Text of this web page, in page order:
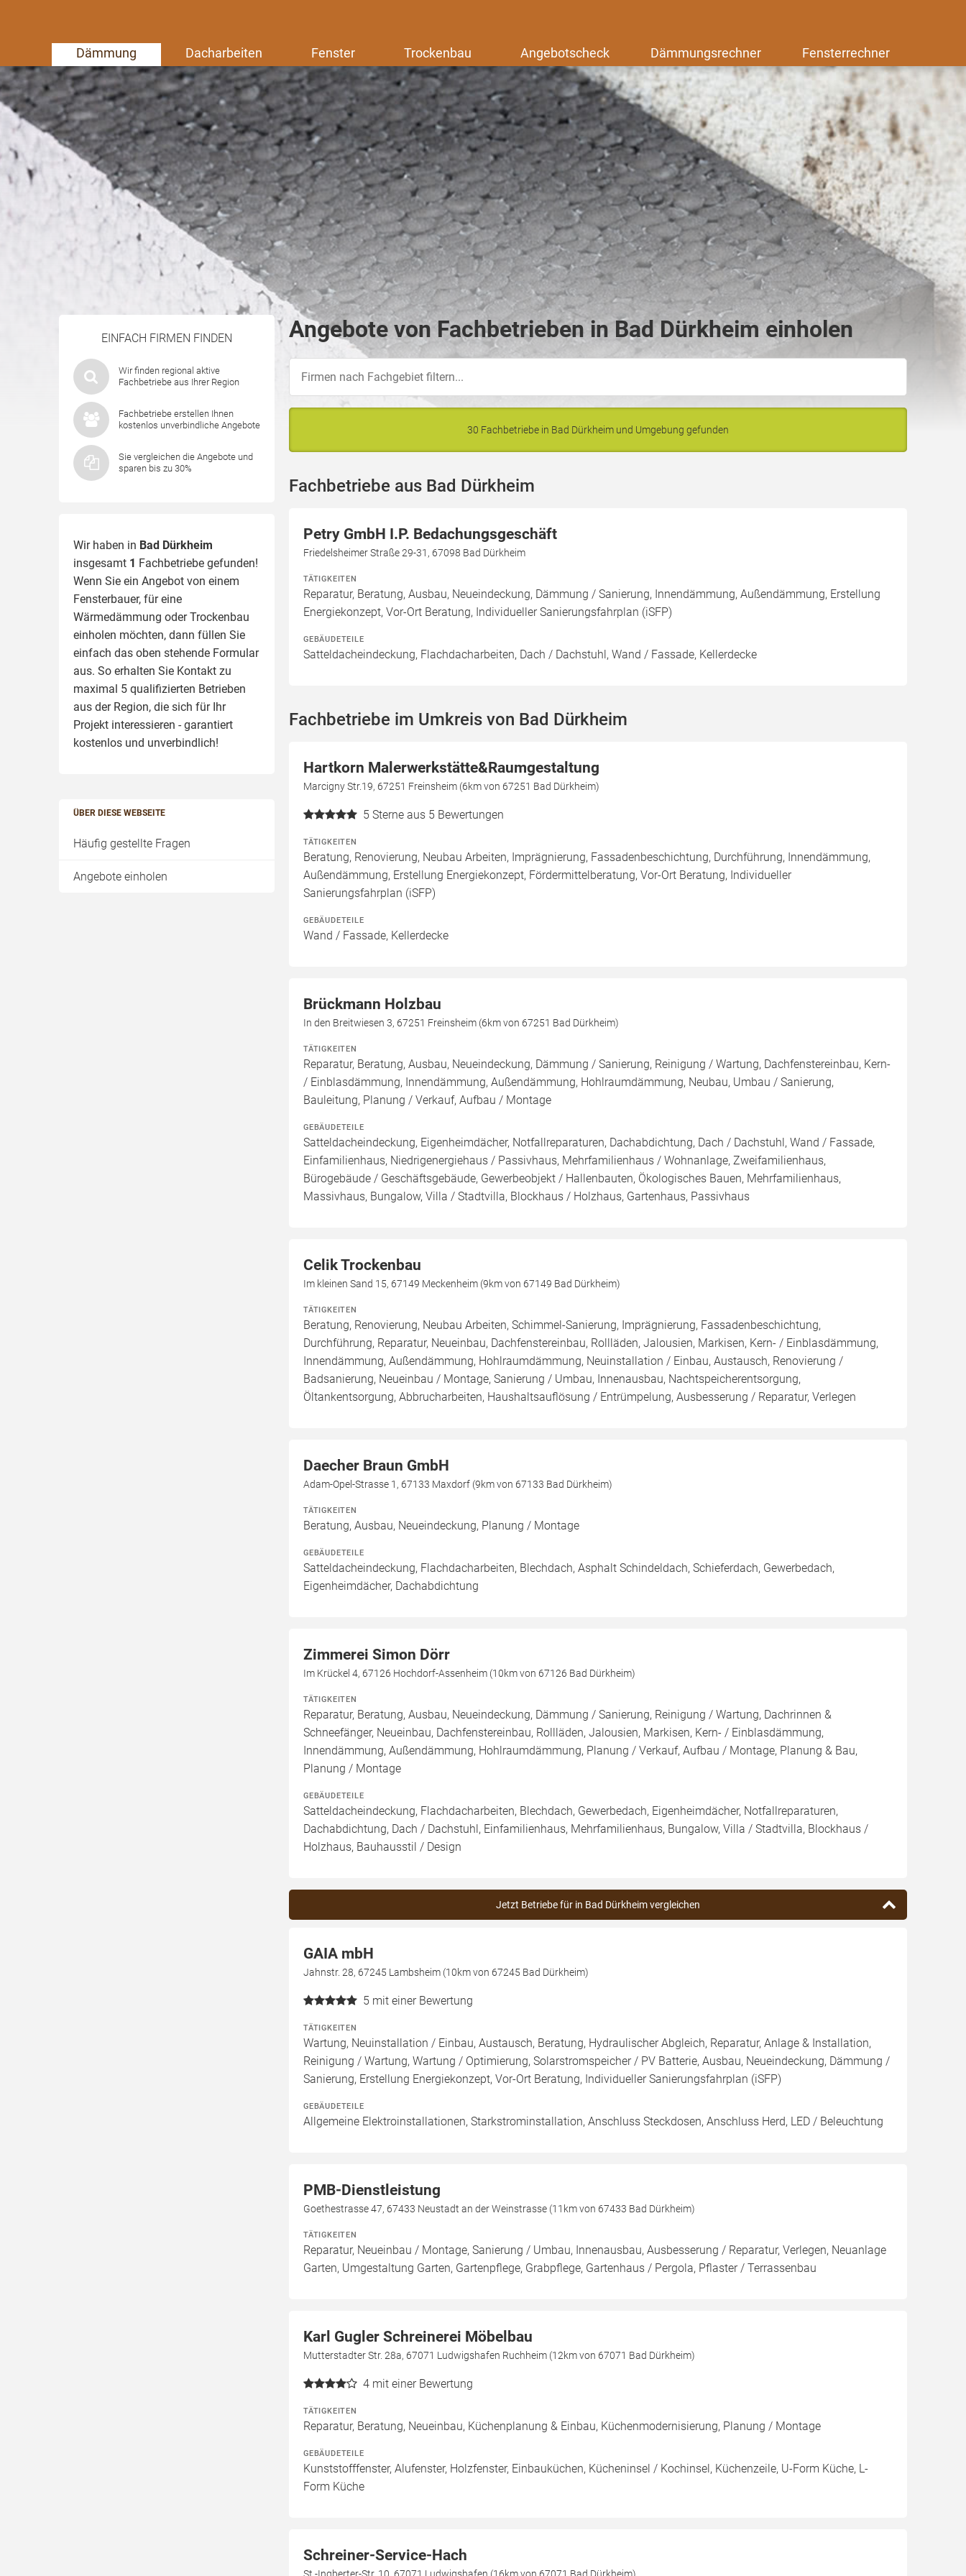
Dämmung Dacharbeiten Fenster Trockenbau Angebotscheck Dämmungsrechner Fensterrechner
EINFACH FIRMEN FINDEN
Wir finden regional aktive
Fachbetriebe aus Ihrer Region
Fachbetriebe erstellen Ihnen
kostenlos unverbindliche Angebote
Sie vergleichen die Angebote und
sparen bis zu 30%
Wir haben in Bad Dürkheim
insgesamt 1 Fachbetriebe gefunden!
Wenn Sie ein Angebot von einem
Fensterbauer, für eine
Wärmedämmung oder Trockenbau
einholen möchten, dann füllen Sie
einfach das oben stehende Formular
aus. So erhalten Sie Kontakt zu
maximal 5 qualifizierten Betrieben
aus der Region, die sich für Ihr
Projekt interessieren - garantiert
kostenlos und unverbindlich!
ÜBER DIESE WEBSEITE
Häufig gestellte Fragen
Angebote einholen
Angebote von Fachbetrieben in Bad Dürkheim einholen
30 Fachbetriebe in Bad Dürkheim und Umgebung gefunden
Fachbetriebe aus Bad Dürkheim
Petry GmbH I.P. Bedachungsgeschäft
Friedelsheimer Straße 29-31, 67098 Bad Dürkheim
TÄTIGKEITEN
Reparatur, Beratung, Ausbau, Neueindeckung, Dämmung / Sanierung, Innendämmung, Außendämmung, Erstellung
Energiekonzept, Vor-Ort Beratung, Individueller Sanierungsfahrplan (iSFP)
GEBÄUDETEILE
Satteldacheindeckung, Flachdacharbeiten, Dach / Dachstuhl, Wand / Fassade, Kellerdecke
Fachbetriebe im Umkreis von Bad Dürkheim
Hartkorn Malerwerkstätte&Raumgestaltung
Marcigny Str.19, 67251 Freinsheim (6km von 67251 Bad Dürkheim)
5 Sterne aus 5 Bewertungen
TÄTIGKEITEN
Beratung, Renovierung, Neubau Arbeiten, Imprägnierung, Fassadenbeschichtung, Durchführung, Innendämmung,
Außendämmung, Erstellung Energiekonzept, Fördermittelberatung, Vor-Ort Beratung, Individueller
Sanierungsfahrplan (iSFP)
GEBÄUDETEILE
Wand / Fassade, Kellerdecke
Brückmann Holzbau
In den Breitwiesen 3, 67251 Freinsheim (6km von 67251 Bad Dürkheim)
TÄTIGKEITEN
Reparatur, Beratung, Ausbau, Neueindeckung, Dämmung / Sanierung, Reinigung / Wartung, Dachfenstereinbau, Kern-
/ Einblasdämmung, Innendämmung, Außendämmung, Hohlraumdämmung, Neubau, Umbau / Sanierung,
Bauleitung, Planung / Verkauf, Aufbau / Montage
GEBÄUDETEILE
Satteldacheindeckung, Eigenheimdächer, Notfallreparaturen, Dachabdichtung, Dach / Dachstuhl, Wand / Fassade,
Einfamilienhaus, Niedrigenergiehaus / Passivhaus, Mehrfamilienhaus / Wohnanlage, Zweifamilienhaus,
Bürogebäude / Geschäftsgebäude, Gewerbeobjekt / Hallenbauten, Ökologisches Bauen, Mehrfamilienhaus,
Massivhaus, Bungalow, Villa / Stadtvilla, Blockhaus / Holzhaus, Gartenhaus, Passivhaus
Celik Trockenbau
Im kleinen Sand 15, 67149 Meckenheim (9km von 67149 Bad Dürkheim)
TÄTIGKEITEN
Beratung, Renovierung, Neubau Arbeiten, Schimmel-Sanierung, Imprägnierung, Fassadenbeschichtung,
Durchführung, Reparatur, Neueinbau, Dachfenstereinbau, Rollläden, Jalousien, Markisen, Kern- / Einblasdämmung,
Innendämmung, Außendämmung, Hohlraumdämmung, Neuinstallation / Einbau, Austausch, Renovierung /
Badsanierung, Neueinbau / Montage, Sanierung / Umbau, Innenausbau, Nachtspeicherentsorgung,
Öltankentsorgung, Abbrucharbeiten, Haushaltsauflösung / Entrümpelung, Ausbesserung / Reparatur, Verlegen
Daecher Braun GmbH
Adam-Opel-Strasse 1, 67133 Maxdorf (9km von 67133 Bad Dürkheim)
TÄTIGKEITEN
Beratung, Ausbau, Neueindeckung, Planung / Montage
GEBÄUDETEILE
Satteldacheindeckung, Flachdacharbeiten, Blechdach, Asphalt Schindeldach, Schieferdach, Gewerbedach,
Eigenheimdächer, Dachabdichtung
Zimmerei Simon Dörr
Im Krückel 4, 67126 Hochdorf-Assenheim (10km von 67126 Bad Dürkheim)
TÄTIGKEITEN
Reparatur, Beratung, Ausbau, Neueindeckung, Dämmung / Sanierung, Reinigung / Wartung, Dachrinnen &
Schneefänger, Neueinbau, Dachfenstereinbau, Rollläden, Jalousien, Markisen, Kern- / Einblasdämmung,
Innendämmung, Außendämmung, Hohlraumdämmung, Planung / Verkauf, Aufbau / Montage, Planung & Bau,
Planung / Montage
GEBÄUDETEILE
Satteldacheindeckung, Flachdacharbeiten, Blechdach, Gewerbedach, Eigenheimdächer, Notfallreparaturen,
Dachabdichtung, Dach / Dachstuhl, Einfamilienhaus, Mehrfamilienhaus, Bungalow, Villa / Stadtvilla, Blockhaus /
Holzhaus, Bauhausstil / Design
Jetzt Betriebe für in Bad Dürkheim vergleichen
GAIA mbH
Jahnstr. 28, 67245 Lambsheim (10km von 67245 Bad Dürkheim)
5 mit einer Bewertung
TÄTIGKEITEN
Wartung, Neuinstallation / Einbau, Austausch, Beratung, Hydraulischer Abgleich, Reparatur, Anlage & Installation,
Reinigung / Wartung, Wartung / Optimierung, Solarstromspeicher / PV Batterie, Ausbau, Neueindeckung, Dämmung /
Sanierung, Erstellung Energiekonzept, Vor-Ort Beratung, Individueller Sanierungsfahrplan (iSFP)
GEBÄUDETEILE
Allgemeine Elektroinstallationen, Starkstrominstallation, Anschluss Steckdosen, Anschluss Herd, LED / Beleuchtung
PMB-Dienstleistung
Goethestrasse 47, 67433 Neustadt an der Weinstrasse (11km von 67433 Bad Dürkheim)
TÄTIGKEITEN
Reparatur, Neueinbau / Montage, Sanierung / Umbau, Innenausbau, Ausbesserung / Reparatur, Verlegen, Neuanlage
Garten, Umgestaltung Garten, Gartenpflege, Grabpflege, Gartenhaus / Pergola, Pflaster / Terrassenbau
Karl Gugler Schreinerei Möbelbau
Mutterstadter Str. 28a, 67071 Ludwigshafen Ruchheim (12km von 67071 Bad Dürkheim)
4 mit einer Bewertung
TÄTIGKEITEN
Reparatur, Beratung, Neueinbau, Küchenplanung & Einbau, Küchenmodernisierung, Planung / Montage
GEBÄUDETEILE
Kunststofffenster, Alufenster, Holzfenster, Einbauküchen, Kücheninsel / Kochinsel, Küchenzeile, U-Form Küche, L-
Form Küche
Schreiner-Service-Hach